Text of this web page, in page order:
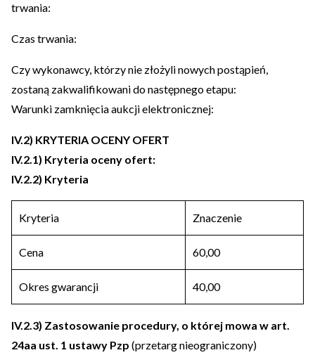
trwania:
Czas trwania:
Czy wykonawcy, którzy nie złożyli nowych postąpień,
zostaną zakwalifikowani do następnego etapu:
Warunki zamknięcia aukcji elektronicznej:
IV.2) KRYTERIA OCENY OFERT
IV.2.1) Kryteria oceny ofert:
IV.2.2) Kryteria
Kryteria Znaczenie
Cena 60,00
Okres gwarancji 40,00
IV.2.3) Zastosowanie procedury, o której mowa w art.
24aa ust. 1 ustawy Pzp (przetarg nieograniczony)